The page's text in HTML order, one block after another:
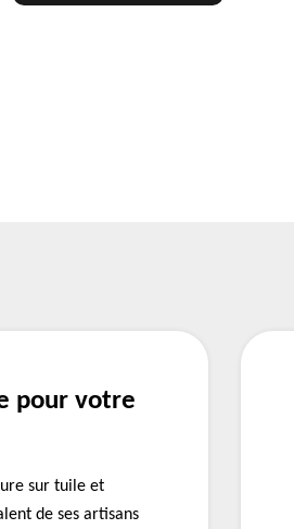
pour votre
sur tuile et
de ses artisans